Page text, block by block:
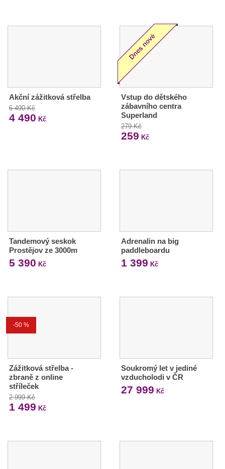
Akční zážitková střelba
6 490 Kč
4 490 Kč
Vstup do dětského
zábavního centra
Superland
279 Kč
259 Kč
Tandemový seskok
Prostějov ze 3000m
5 390 Kč
Adrenalin na big
paddleboardu
1 399 Kč
-50 %
Zážitková střelba -
zbraně z online
stříleček
2 999 Kč
1 499 Kč
Soukromý let v jediné
vzducholodi v ČR
27 999 Kč